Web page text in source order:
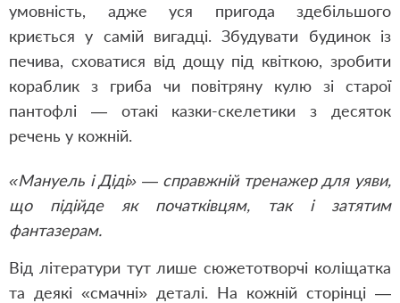
умовність, адже уся пригода здебільшого
криється у самій вигадці. Збудувати будинок із
печива, сховатися від дощу під квіткою, зробити
кораблик з гриба чи повітряну кулю зі старої
пантофлі — отакі казки-скелетики з десяток
речень у кожній.
«Мануель і Діді» — справжній тренажер для уяви,
що підійде як початківцям, так і затятим
фантазерам.
Від літератури тут лише сюжетотворчі коліщатка
та деякі «смачні» деталі. На кожній сторінці —